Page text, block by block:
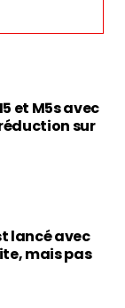
et M5s avec
sur
lancé avec
mais pas